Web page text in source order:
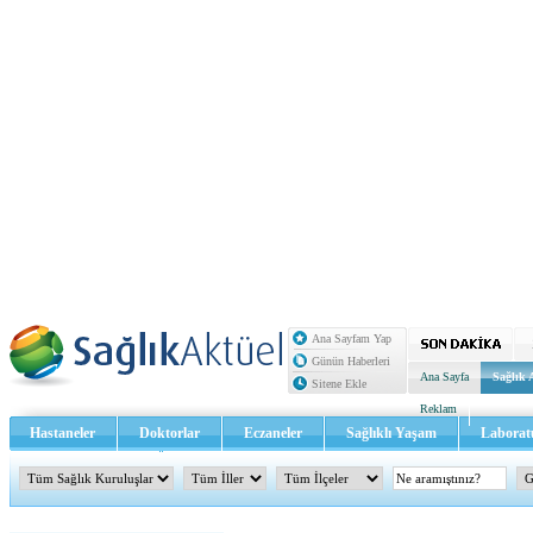
Ana Sayfam Yap
Günün Haberleri
Sitene Ekle
Ana Sayfa Sağlık
Reklam
Hastaneler Doktorlar Eczaneler Sağlıklı Yaşam
Sağlık TV - Video İletişim